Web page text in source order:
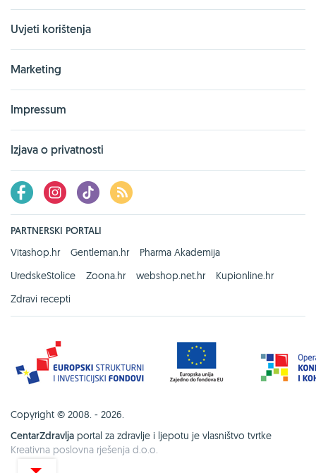
Uvjeti korištenja
Marketing
Impressum
Izjava o privatnosti
PARTNERSKI PORTALI
Vitashop.hr
Gentleman.hr
Pharma Akademija
UredskeStolice
Zoona.hr webshop.net.hr
Kupionline.hr
Zdravi recepti
Copyright © 2008. - 2026.
CentarZdravlja portal za zdravlje i ljepotu je vlasništvo tvrtke
Kreativna poslovna rješenja d.o.o.